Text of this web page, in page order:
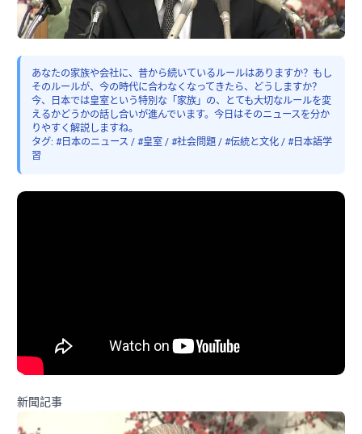
あなたの家族や会社に、昔から続いているルールはありますか？もし
そのルールが、今の時代に合わなくなってきたら、どうしますか？
今、日本では皇室という特別な「家族」の、とても大切なルールを変
えるかどうかの話し合いが進んでいます。今日はそのニュースを分か
りやすく解説しますね。
タグ: #日本のニュース / #皇室 / #社会問題 / #伝統と文化 / #日本語学
習
新聞記事